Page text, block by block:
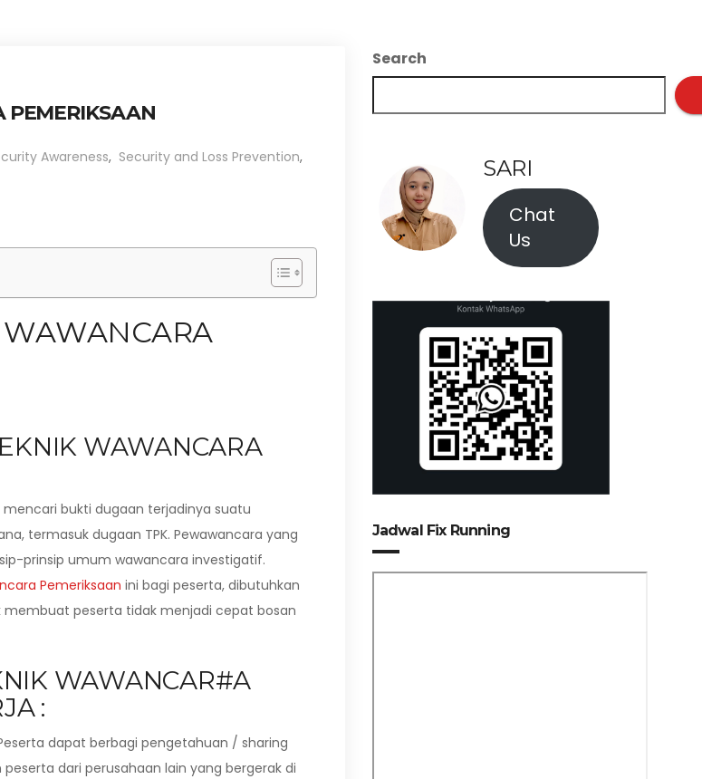
PEMERIKSAAN
Awareness, Security and Loss Prevention,
WAWANCARA
bukti dugaan terjadinya suatu
termasuk dugaan TPK. Pewawancara yang
prinsip umum wawancara investigatif.
Pemeriksaan ini bagi peserta, dibutuhkan
peserta tidak menjadi cepat bosan
WAWANCAR#A
:
dapat berbagi pengetahuan / sharing
dari perusahaan lain yang bergerak di
Search
SARI
Chat
Us
Jadwal Fix Running